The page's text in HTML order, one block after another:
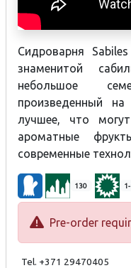
Сидроварня
знаменитой
небольшое
произведенный
лучшее, что
ароматные
современные
130
Pre-order
Tel. +371 29470405